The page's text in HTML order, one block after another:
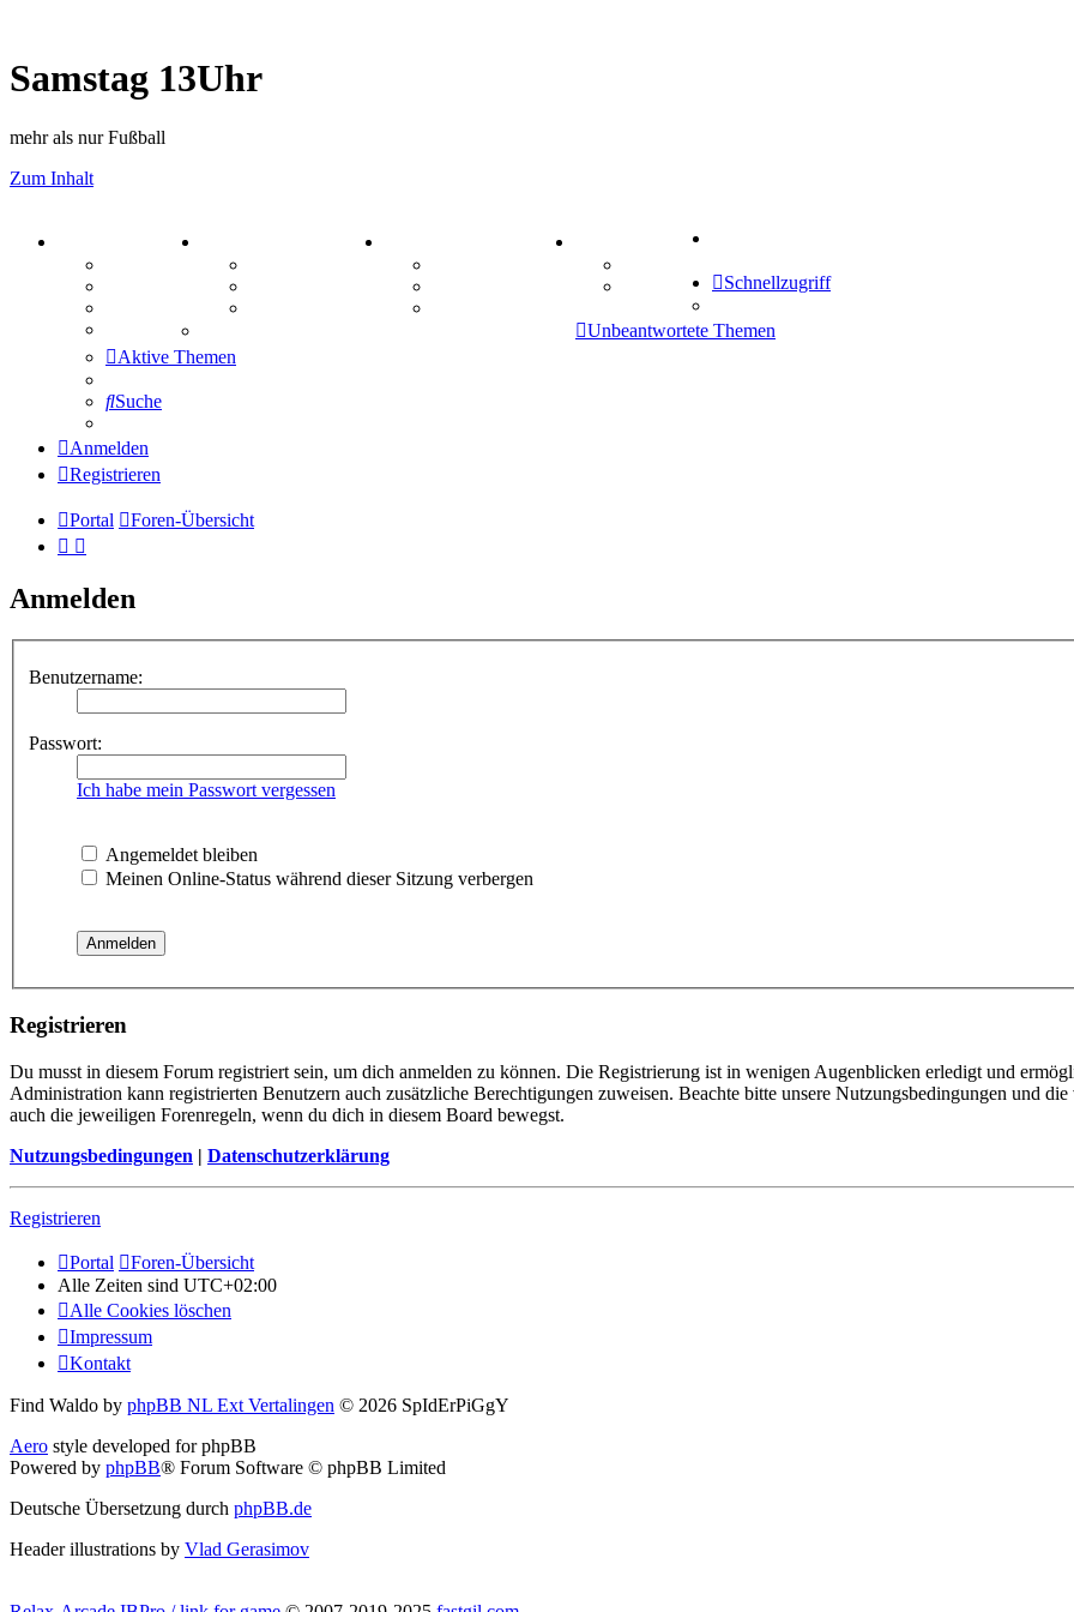
Samstag 13Uhr
mehr als nur Fußball
Zum Inhalt
Mastodon
Comunio
Schnellzugriff
Unbeantwortete Themen
Aktive Themen
Suche
Anmelden
Registrieren
Portal Foren-Übersicht
Anmelden
Benutzername:
Passwort:
Ich habe mein Passwort vergessen
Angemeldet bleiben
Meinen Online-Status während dieser Sitzung verbergen
Registrieren
Du musst in diesem Forum registriert sein, um dich anmelden zu können. Die Registrierung ist in wenigen Augenblicken erledigt und
Administration kann registrierten Benutzern auch zusätzliche Berechtigungen zuweisen. Beachte bitte unsere Nutzungsbedingungen und
auch die jeweiligen Forenregeln, wenn du dich in diesem Board bewegst.
Nutzungsbedingungen | Datenschutzerklärung
Registrieren
Portal
Foren-Übersicht
Alle Zeiten sind UTC+02:00
Alle Cookies löschen
Impressum
Kontakt
Find Waldo by phpBB NL Ext Vertalingen © 2026 SpIdErPiGgY
Aero style developed for phpBB
Powered by phpBB® Forum Software © phpBB Limited
Deutsche Übersetzung durch phpBB.de
Header illustrations by Vlad Gerasimov